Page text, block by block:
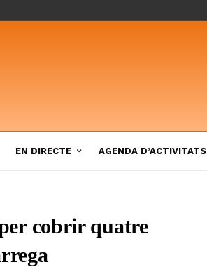
EN DIRECTE AGENDA D’ACTIVITATS
cobrir quatre